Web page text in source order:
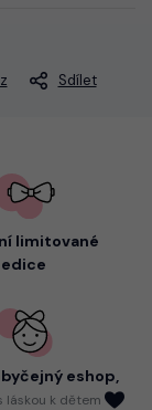
Sdílet
limitované
edice
eshop,
láskou k dětem